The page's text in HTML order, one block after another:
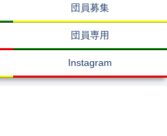
団員募集
団員専用
Instagram